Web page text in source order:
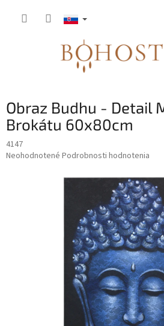
Obraz Budhu - Detail
Brokátu 60x80cm
4147
Priemerné
Neohodnotené Podrobnosti hodnotenia